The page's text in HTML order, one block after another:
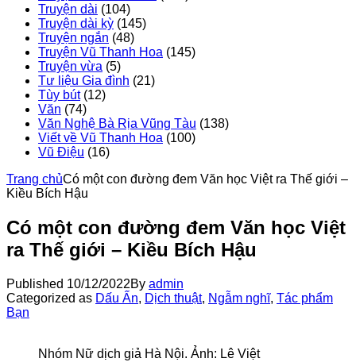
Truyện dài (104)
Truyện dài kỳ (145)
Truyện ngắn (48)
Truyện Vũ Thanh Hoa (145)
Truyện vừa (5)
Tư liệu Gia đình (21)
Tùy bút(12)
Văn (74)
Văn Nghệ Bà Rịa Vũng Tàu (138)
Viết về Vũ Thanh Hoa (100)
Vũ Điệu (16)
Trang chủCó một con đường đem Văn học Việt ra Thế giới –
Kiều Bích Hậu
Có một con đường đem Văn học Việt
ra Thế giới – Kiều Bích Hậu
Published 10/12/2022By admin
Categorized as Dấu Ấn, Dịch thuật, Ngẫm nghĩ, Tác phẩm
Bạn
Nhóm Nữ dịch giả Hà Nội. Ảnh: Lê Việt